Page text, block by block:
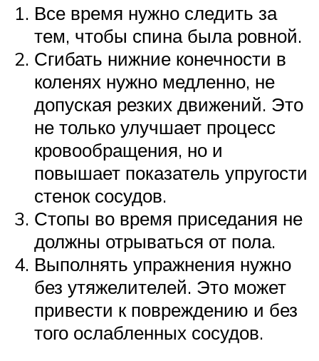
Все время нужно следить за
тем, чтобы спина была ровной.
Сгибать нижние конечности в
коленях нужно медленно, не
допуская резких движений. Это
не только улучшает процесс
кровообращения, но и
повышает показатель упругости
стенок сосудов.
Стопы во время приседания не
должны отрываться от пола.
Выполнять упражнения нужно
без утяжелителей. Это может
привести к повреждению и без
того ослабленных сосудов.